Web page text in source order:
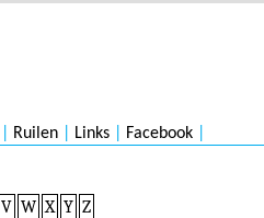
Ruilen Links Facebook
V W X Y Z